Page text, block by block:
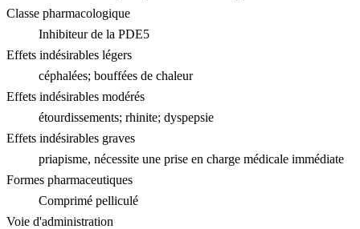
Classe pharmacologique
Inhibiteur de la PDE5
Effets indésirables légers
céphalées; bouffées de chaleur
Effets indésirables modérés
étourdissements; rhinite; dyspepsie
Effets indésirables graves
priapisme, nécessite une prise en charge médicale immédiate
Formes pharmaceutiques
Comprimé pelliculé
Voie d'administration